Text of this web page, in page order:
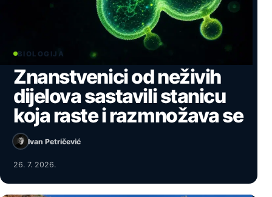
BIOLOGIJA
Znanstvenici od neživih
dijelova sastavili stanicu
koja raste i razmnožava se
Ivan Petričević
26. 7. 2026.